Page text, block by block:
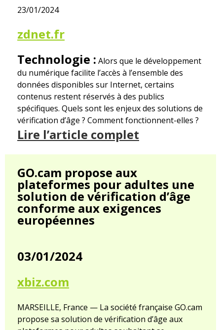
23/01/2024
zdnet.fr
Technologie : Alors que le développement
du numérique facilite l’accès à l’ensemble des
données disponibles sur Internet, certains
contenus restent réservés à des publics
spécifiques. Quels sont les enjeux des solutions de
vérification d’âge ? Comment fonctionnent-elles ?
Lire l’article complet
GO.cam propose aux
plateformes pour adultes une
solution de vérification d’âge
conforme aux exigences
européennes
03/01/2024
xbiz.com
MARSEILLE, France — La société française GO.cam
propose sa solution de vérification d’âge aux